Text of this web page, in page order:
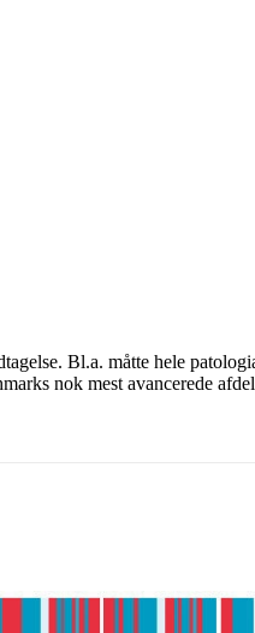
Bl.a. måtte hele
nok mest avancerede